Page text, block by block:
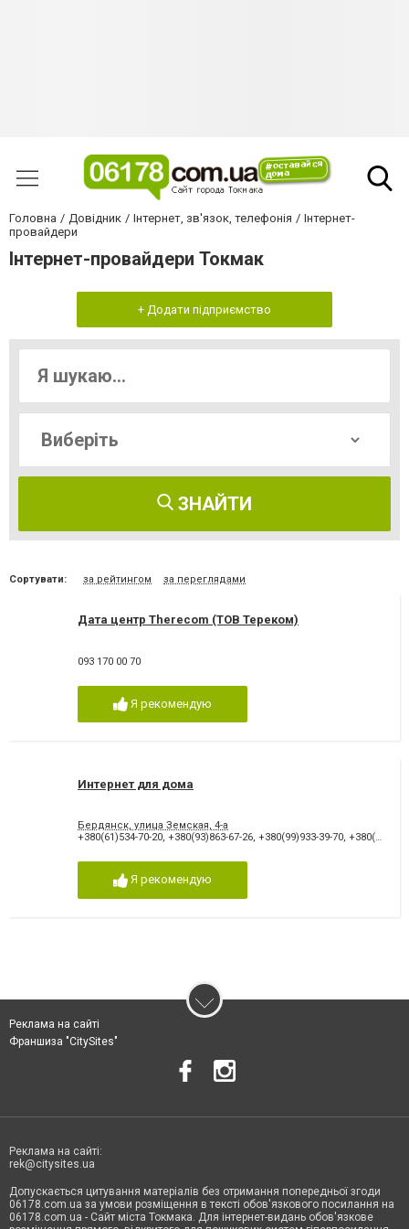
Головна Довідник Інтернет, зв'язок, телефонія
Інтернет-
провайдери
Інтернет-провайдери Токмак
+ Додати підприємство
ЗНАЙТИ
Сортувати: за рейтингом за переглядами
Дата центр Therecom (ТОВ Тереком)
093 170 00 70
Я рекомендую
Интернет для дома
Бердянск, улица Земская, 4-а
+380(61)534-70-20, +380(93)863-67-26, +380(99)933-39-70, +380(68)068-88-50
Я рекомендую
Реклама на сайті
Франшиза "CitySites"
Реклама на сайті:
rek@citysites.ua
Допускається цитування матеріалів без отримання попередньої згоди
06178.com.ua за умови розміщення в тексті обов'язкового посилання на
06178.com.ua - Сайт міста Токмака. Для інтернет-видань обов'язкове